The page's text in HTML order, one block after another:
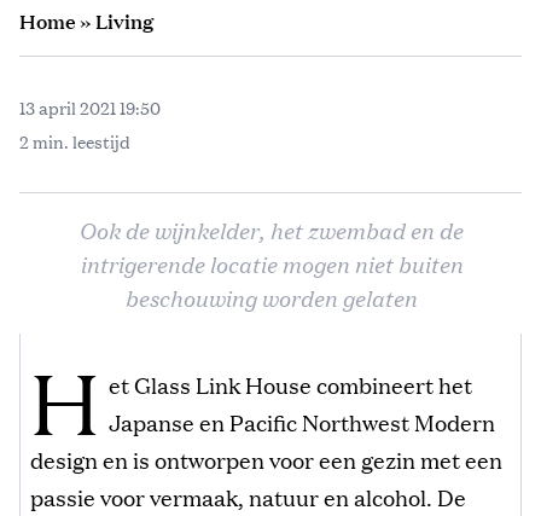
Home»Living
13 april 2021 19:50
2 min. leestijd
Ook de wijnkelder, het zwembad en de
intrigerende locatie mogen niet buiten
beschouwing worden gelaten
H et Glass Link House combineert het
Japanse en Pacific Northwest Modern
design en is ontworpen voor een gezin met een
passie voor vermaak, natuur en alcohol. De